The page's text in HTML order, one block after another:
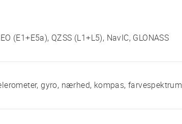
(E1+E5a), QZSS (L1+L5), NavIC, GLONASS
gyro, nærhed, kompas, farvespektrum